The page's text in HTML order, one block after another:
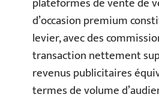
d’occasion premium
levier, avec des
transaction nettement
revenus publicitaires
termes de volume